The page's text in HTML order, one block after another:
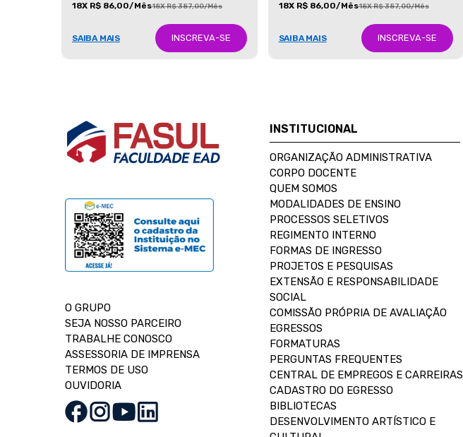
18X R$ 86,00/Mês18X R$ 387,00/Mês
SAIBA MAIS INSCREVA-SE
18X R$ 86,00/Mês18X R$ 387,00/Mês
SAIBA MAIS INSCREVA-SE
O GRUPO
SEJA NOSSO PARCEIRO
TRABALHE CONOSCO
ASSESSORIA DE IMPRENSA
TERMOS DE USO
OUVIDORIA
INSTITUCIONAL
ORGANIZAÇÃO ADMINISTRATIVA
CORPO DOCENTE
QUEM SOMOS
MODALIDADES DE ENSINO
PROCESSOS SELETIVOS
REGIMENTO INTERNO
FORMAS DE INGRESSO
PROJETOS E PESQUISAS
EXTENSÃO E RESPONSABILIDADE
SOCIAL
COMISSÃO PRÓPRIA DE AVALIAÇÃO
EGRESSOS
FORMATURAS
PERGUNTAS FREQUENTES
CENTRAL DE EMPREGOS E CARREIRAS
CADASTRO DO EGRESSO
BIBLIOTECAS
DESENVOLVIMENTO ARTÍSTICO E